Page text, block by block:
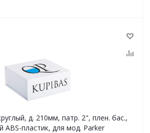
д. 210мм, патр. 2", плен. бас.,
ABS-пластик, для мод. Parker